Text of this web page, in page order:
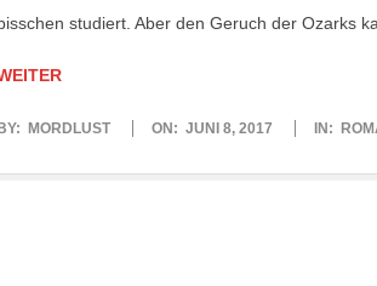
studiert. Aber den Geruch der Ozarks
BY: MORDLUST ON: JUNI 8, 2017 IN: